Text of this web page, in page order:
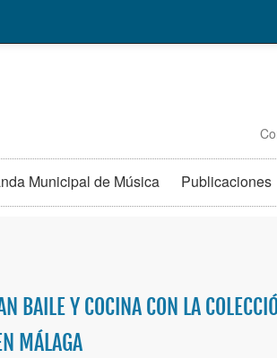
Municipal de Música Publicaciones
BAILE Y COCINA CON LA
MÁLAGA